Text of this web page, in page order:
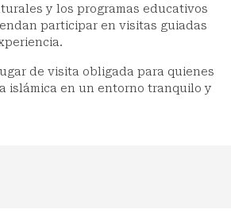
y los programas educativos
participar en visitas guiadas
de visita obligada para quienes
islámica en un entorno tranquilo y